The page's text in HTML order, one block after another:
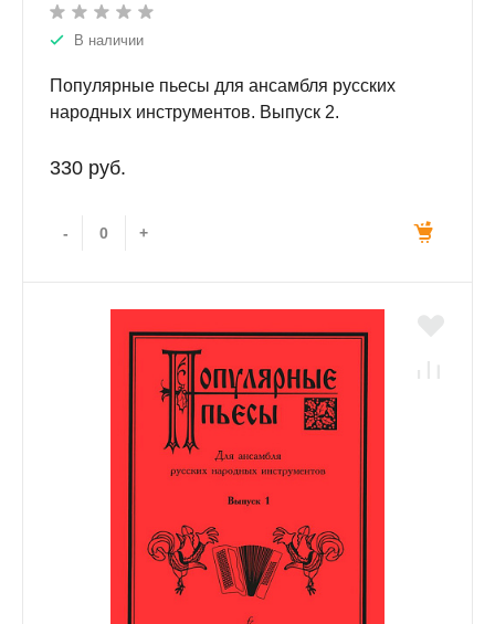
В наличии
Популярные пьесы для ансамбля русских
народных инструментов. Выпуск 2.
330 руб.
- +